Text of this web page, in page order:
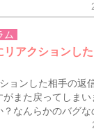
ム
リアクションし
ョンした相手の返
また戻ってしま
なんらかのバグな